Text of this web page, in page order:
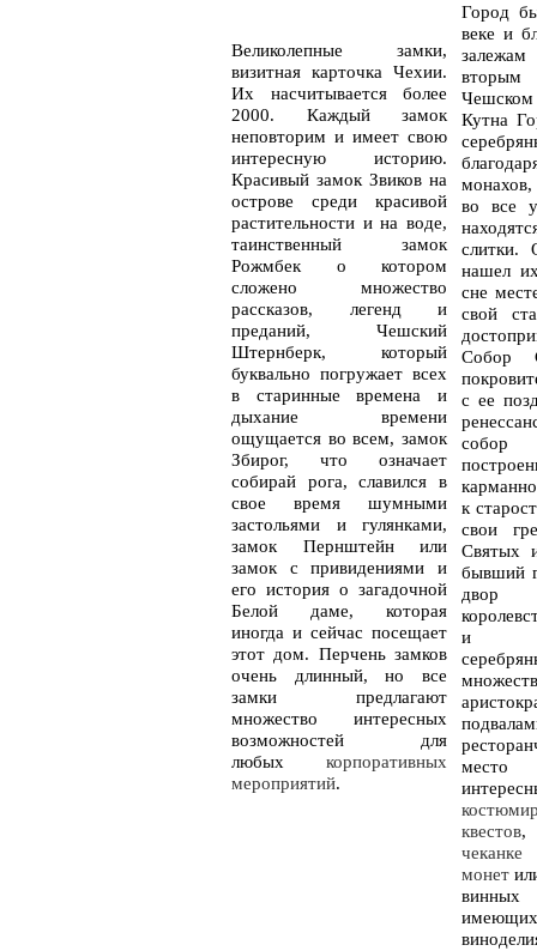
Великолепные замки,
визитная карточка Чехии.
Их насчитывается более
2000. Каждый замок
неповторим и имеет свою
интересную историю.
Красивый замок Звиков на
острове среди красивой
растительности и на воде,
таинственный замок
Рожмбек о котором
сложено множество
рассказов, легенд и
преданий, Чешский
Штернберк, который
буквально погружает всех
в старинные времена и
дыхание времени
ощущается во всем, замок
Збирог, что означает
собирай рога, славился в
свое время шумными
застольями и гулянками,
замок Пернштейн или
замок с привидениями и
его история о загадочной
Белой даме, которая
иногда и сейчас посещает
этот дом. Перчень замков
очень длинный, но все
замки предлагают
множество интересных
возможностей для
любых корпоративных
мероприятий.
Город
веке и
залежам
Кутна
во все
слитки.
нашел
сне
свой
Собор
с ее
собор
к
свои
Святых
бывший
и
квестов
чеканке
монет
имеющих